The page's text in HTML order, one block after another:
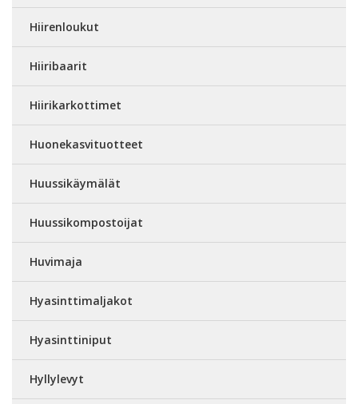
Hiirenloukut
Hiiribaarit
Hiirikarkottimet
Huonekasvituotteet
Huussikäymälät
Huussikompostoijat
Huvimaja
Hyasinttimaljakot
Hyasinttiniput
Hyllylevyt